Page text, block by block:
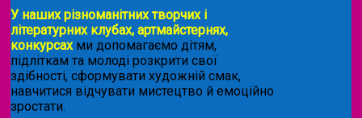
У наших різноманітних творчих і
літературних клубах, артмайстернях,
конкурсахми допомагаємо дітям,
підліткам та молоді розкрити свої
здібності, сформувати художній смак,
навчитися відчувати мистецтво й емоційно
зростати.